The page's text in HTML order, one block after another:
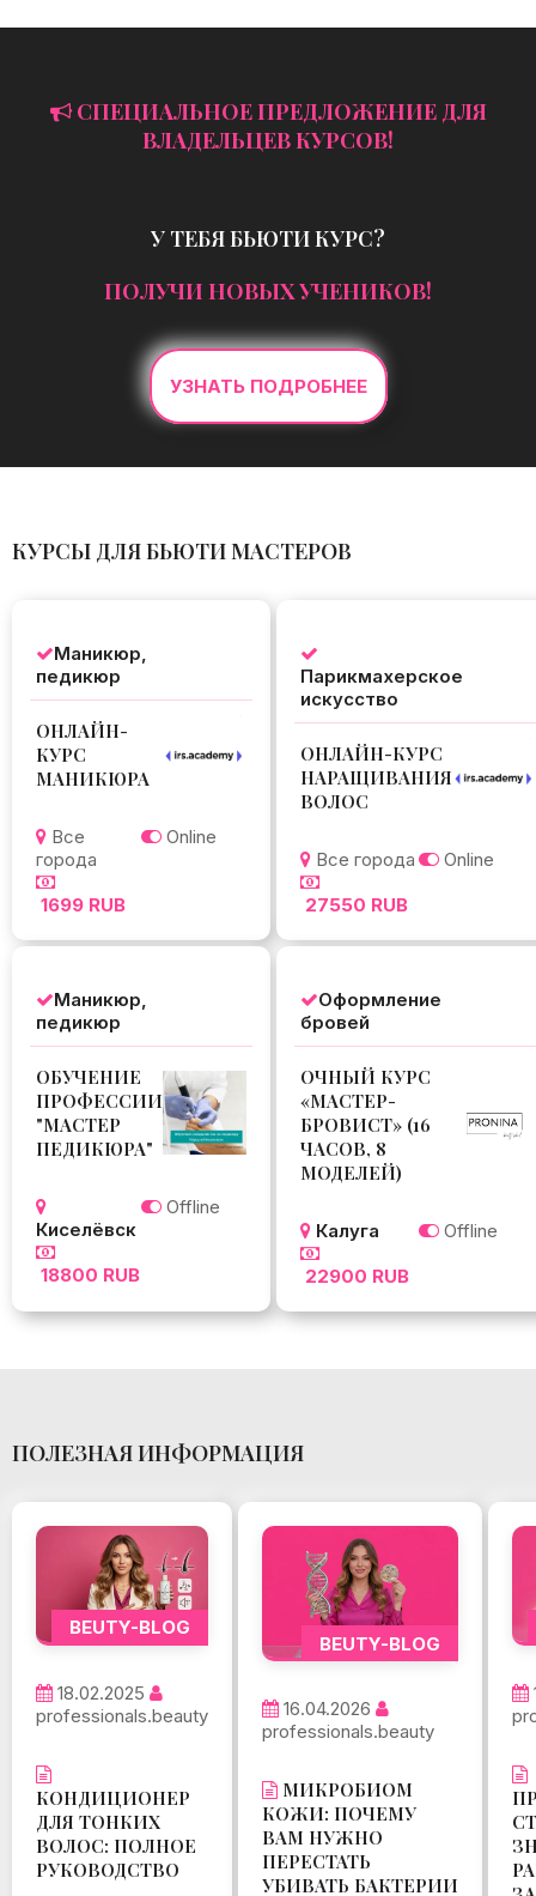
СПЕЦИАЛЬНОЕ ПРЕДЛОЖЕНИЕ ДЛЯ
ВЛАДЕЛЬЦЕВ КУРСОВ!
У ТЕБЯ БЬЮТИ КУРС?
ПОЛУЧИ НОВЫХ УЧЕНИКОВ!
УЗНАТЬ ПОДРОБНЕЕ
КУРСЫ ДЛЯ БЬЮТИ МАСТЕРОВ
Маникюр,
педикюр
ОНЛАЙН-
КУРС
МАНИКЮРА
Все
города
Online
1699 RUB
Парикмахерское
искусство
ОНЛАЙН-КУРС
НАРАЩИВАНИЯ
ВОЛОС
Все города
Online
27550 RUB
Маникюр,
педикюр
ОБУЧЕНИЕ
ПРОФЕССИИ
"МАСТЕР
ПЕДИКЮРА"
Киселёвск
Offline
18800 RUB
Оформление
бровей
ОЧНЫЙ КУРС
«МАСТЕР-
БРОВИСТ» (16
ЧАСОВ, 8
МОДЕЛЕЙ)
Калуга
Offline
22900 RUB
ПОЛЕЗНАЯ ИНФОРМАЦИЯ
BEUTY-BLOG
18.02.2025
professionals.beauty
КОНДИЦИОНЕР
ДЛЯ ТОНКИХ
ВОЛОС: ПОЛНОЕ
РУКОВОДСТВО
BEUTY-BLOG
16.04.2026
professionals.beauty
МИКРОБИОМ
КОЖИ: ПОЧЕМУ
ВАМ НУЖНО
ПЕРЕСТАТЬ
УБИВАТЬ БАКТЕРИИ